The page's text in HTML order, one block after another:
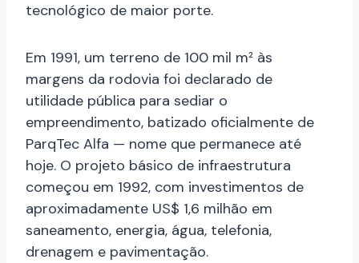
tecnológico de maior porte.
Em 1991, um terreno de 100 mil m² às
margens da rodovia foi declarado de
utilidade pública para sediar o
empreendimento, batizado oficialmente de
ParqTec Alfa — nome que permanece até
hoje. O projeto básico de infraestrutura
começou em 1992, com investimentos de
aproximadamente US$ 1,6 milhão em
saneamento, energia, água, telefonia,
drenagem e pavimentação.